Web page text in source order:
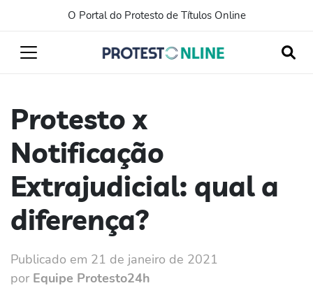
O Portal do Protesto de Títulos Online
Protesto x
Notificação
Extrajudicial: qual a
diferença?
Publicado em 21 de janeiro de 2021
por Equipe Protesto24h